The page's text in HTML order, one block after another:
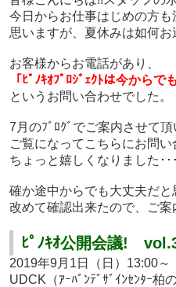
今日からお仕事はじめの方
思いますが、夏休みは如何
お客様からお電話があり、
「ﾋﾟﾉｷｵﾌﾟﾛｼﾞｪｸﾄは今から
というお問い合わせでした。
7月のﾌﾞﾛｸﾞでご案内させて
ご覧になってこちらにお問い
ちょっと嬉しくなりました･･
確か途中からでも大丈夫だと
改めて確認出来たので、ご案
ﾋﾟﾉｷｵ公開会議!
2019年9月1日（日） 13:00～
UDCK（ｱｰﾊﾞﾝﾃﾞｻﾞｲﾝｾﾝﾀｰ柏